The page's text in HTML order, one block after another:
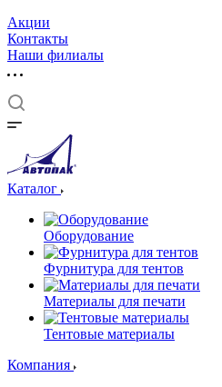
Акции
Контакты
Наши филиалы
Каталог
Оборудование
Фурнитура для тентов
Материалы для печати
Тентовые материалы
Компания